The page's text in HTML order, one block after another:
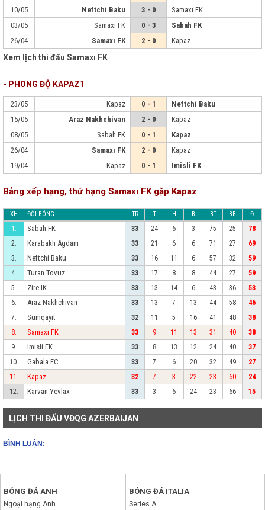
10/05
Neftchi Baku 3 - 0
Samaxı FK
03/05
Samaxı FK 0 - 3
Sabah FK
26/04
Samaxı FK 2 - 0 Kapaz
Xem lịch thi đấu Samaxı FK
- PHONG ĐỘ KAPAZ1
23/05 Kapaz 0 - 1
Neftchi Baku
15/05
Araz Nakhchivan 2 - 0
Kapaz
08/05
Sabah FK 0 - 1
Kapaz
26/04
Samaxı FK 2 - 0
Kapaz
19/04
Kapaz 0 - 1 Imisli FK
Bảng xếp hạng, thứ hạng Samaxı FK gặp Kapaz
XH ĐỘI BÓNG TR T H B BT BB Đ
1. Sabah FK 33 24 6 3 75 25
78
2.
Karabakh Agdam 33 21 6 6 71 27
69
3.
Neftchi Baku 33 16 11 6 57 32
59
4.
Turan Tovuz 33 17 8 8 44 27
59
5.
Zire IK 33 13 14 6 43 36
53
6.
Araz Nakhchivan 33 13 7 13 44 58
46
7.
Sumqayit 32 11 5 16 41 48
38
8.
Samaxı FK 33 9 11 13 31 40
38
9.
Imisli FK 33 8 13 12 24 40
37
10.
Gabala FC 33 7 6 20 32 49
27
11.
Kapaz 32 7 3 22 23 60
24
12.
Karvan Yevlax 33 3 6 24 23 66 15
LỊCH THI ĐẤU VĐQG AZERBAIJAN
BÌNH LUẬN:
BÓNG ĐÁ ANH
Ngoại hạng Anh
BÓNG ĐÁ ITALIA
Series A